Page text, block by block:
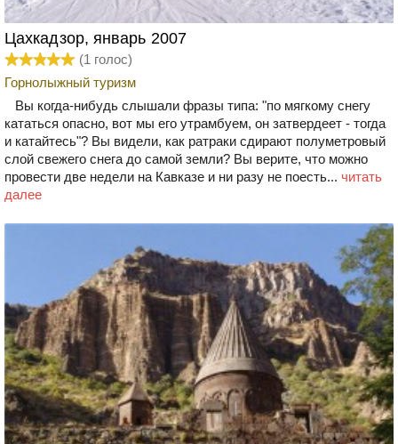
Цахкадзор, январь 2007
(1 голос)
Горнолыжный туризм
Вы когда-нибудь слышали фразы типа: "по мягкому снегу
кататься опасно, вот мы его утрамбуем, он затвердеет - тогда
и катайтесь"? Вы видели, как ратраки сдирают полуметровый
слой свежего снега до самой земли? Вы верите, что можно
провести две недели на Кавказе и ни разу не поесть... читать
далее